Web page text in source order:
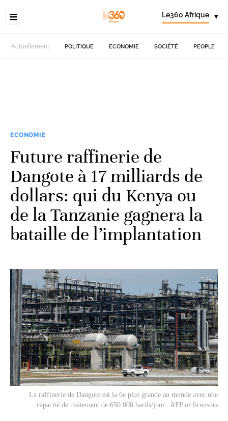
Le360 Afrique ▾
Actuellement POLITIQUE ECONOMIE SOCIÉTÉ PEOPLE
ECONOMIE
Future raffinerie de
Dangote à 17 milliards de
dollars: qui du Kenya ou
de la Tanzanie gagnera la
bataille de l’implantation
La raffinerie de Dangote est la 6e plus grande au monde avec une
capacité de traitement de 650 000 barils/jour.. AFP or licensors